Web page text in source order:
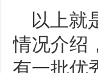
以上就
情况介绍
有一批优